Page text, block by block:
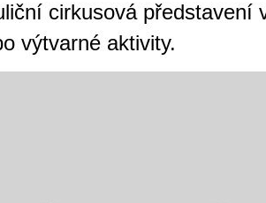
cirkusová představení
výtvarné aktivity.
jak pro pravidelné
V...